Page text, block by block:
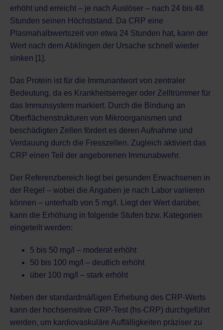
erhöht und erreicht – je nach Auslöser – nach 24 bis 48
Stunden seinen Höchststand. Da CRP eine
Plasmahalbwertszeit von etwa 24 Stunden hat, kann der
Wert nach dem Abklingen der Ursache schnell wieder
sinken [1].
Das Protein ist für die Immunantwort von zentraler
Bedeutung, da es Krankheitserreger oder Zelltrümmer für
das Immunsystem markiert. Durch die Bindung an
Oberflächenstrukturen von Mikroorganismen und
beschädigten Zellen fördert es deren Aufnahme und
Verdauung durch die Fresszellen. Zugleich aktiviert das
CRP einen Teil der angeborenen Immunabwehr.
Der Referenzbereich liegt bei gesunden Erwachsenen in
der Regel – wobei die Angaben je nach Labor variieren
können – unterhalb von 5 mg/l. Liegt der Wert darüber,
kann die Erhöhung in folgende Stufen bzw. Kategorien
eingeteilt werden:
5 bis 50 mg/l – moderat erhöht
50 bis 100 mg/l – deutlich erhöht
über 100 mg/l – stark erhöht
Neben der standardmäßigen Erhebung des CRP-Werts
kann der hochsensitive CRP-Test (hs-CRP) durchgeführt
werden, um kardiovaskuläre Auffälligkeiten präziser zu